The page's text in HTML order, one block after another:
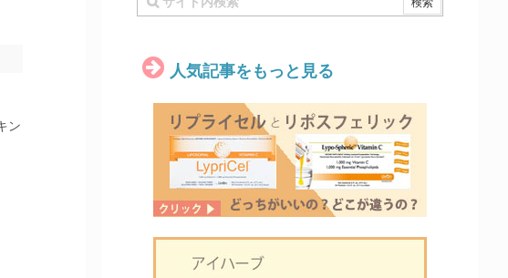
ン
人気記事をもっと見る